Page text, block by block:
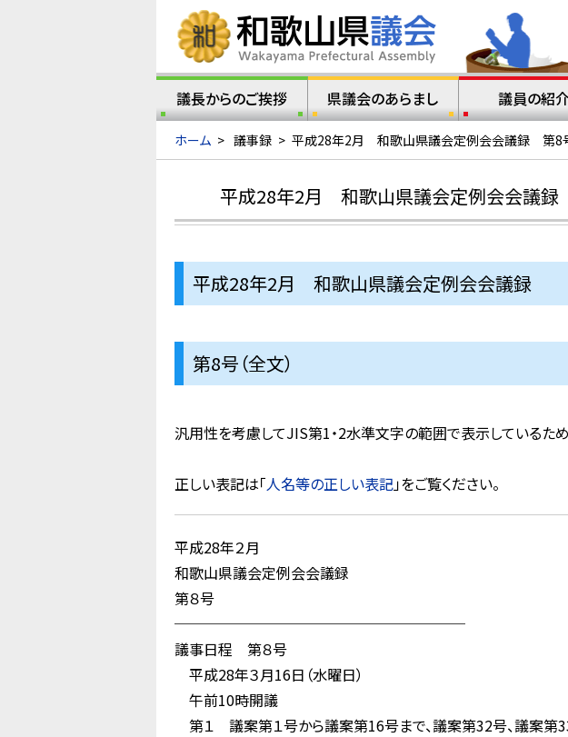
議長からのご挨拶 県議会のあらまし 議員の紹
ホーム > 議事録 > 平成28年2月 和歌山県議会定例会会議録 第8号
平成28年2月 和歌山県議会定例会会議録
平成28年2月 和歌山県議会定例会会議録
第8号（全文）
汎用性を考慮してJIS第1・2水準文字の範囲で表示しているた
正しい表記は「人名等の正しい表記」をご覧ください。
平成28年２月
和歌山県議会定例会会議録
第８号
────────────────────
議事日程 第８号
平成28年３月16日（水曜日）
午前10時開議
第１ 議案第１号から議案第16号まで、議案第32号、議